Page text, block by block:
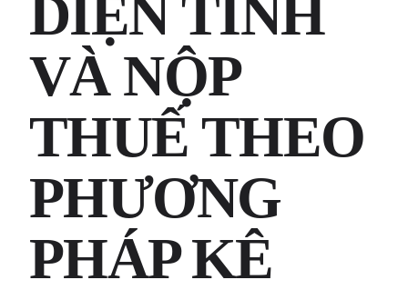
DIỆN TÍNH
VÀ NỘP
THUẾ THEO
PHƯƠNG
PHÁP KÊ